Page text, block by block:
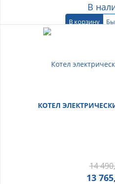
В
В корзину
КОТЕЛ
14
13